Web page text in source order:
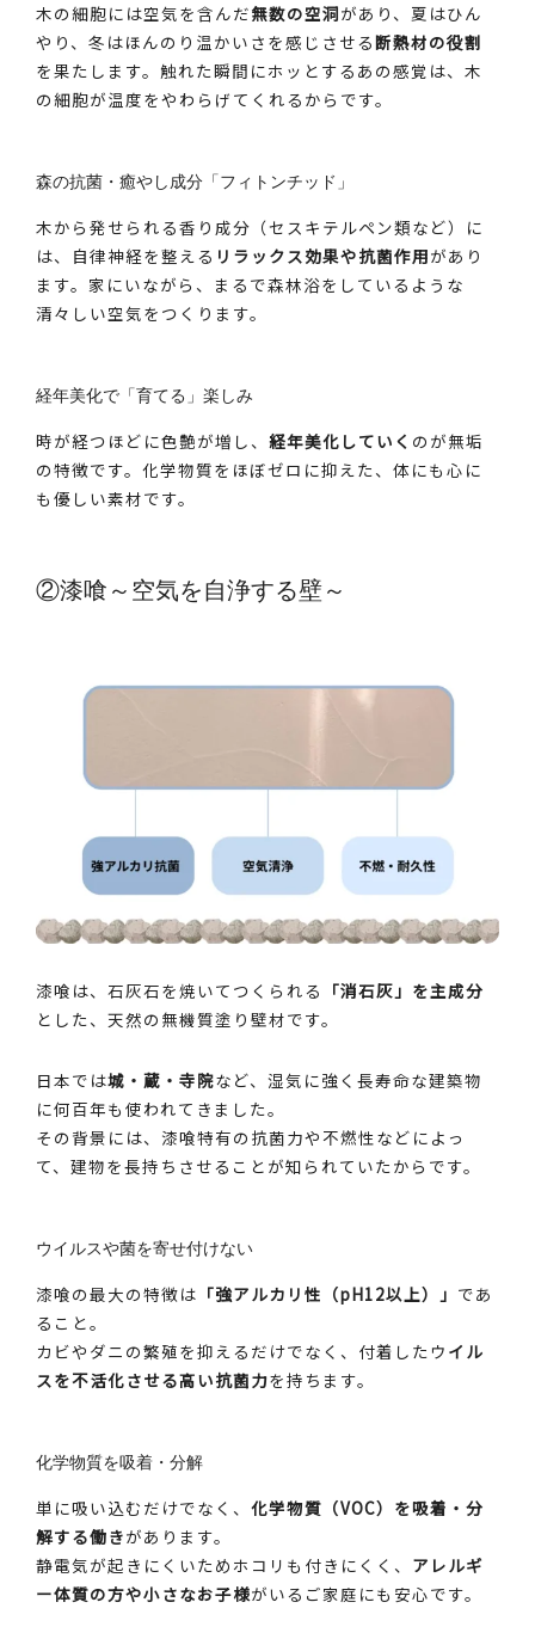
木の細胞には空気を含んだ無数の空洞があり、夏はひん
やり、冬はほんのり温かいさを感じさせる断熱材の役割
を果たします。触れた瞬間にホッとするあの感覚は、木
の細胞が温度をやわらげてくれるからです。
森の抗菌・癒やし成分「フィトンチッド」
木から発せられる香り成分（セスキテルペン類など）に
は、自律神経を整える リラックス効果や抗菌作用があり
ます。家にいながら、まるで森林浴をしているような
清々しい空気をつくります。
経年美化で「育てる」楽しみ
時が経つほどに色艶が増し、経年美化していく のが無垢
の特徴です。化学物質をほぼゼロに抑えた、体にも心に
も優しい素材です。
②漆喰～空気を自浄する壁～
漆喰は、石灰石を焼いてつくられる 「消石灰」を主成分
とした、天然の無機質塗り壁材です。
日本では城・蔵・寺院など、湿気に強く長寿命な建築物
に何百年も使われてきました。
その背景には、漆喰特有の抗菌力や不燃性などによっ
て、建物を長持ちさせることが知られていたからです。
ウイルスや菌を寄せ付けない
漆喰の最大の特徴は 「強アルカリ性（pH12以上）」 であ
ること。
カビやダニの繁殖を抑えるだけでなく、付着したウ イル
スを不活化させる高い抗菌力を持ちます。
化学物質を吸着・分解
単に吸い込むだけでなく、化学物質（VOC）を吸着・分
解する働きがあります。
静電気が起きにくいためホコリも付きにくく、 アレルギ
ー体質の方や小さなお子様がいるご家庭にも安心です。